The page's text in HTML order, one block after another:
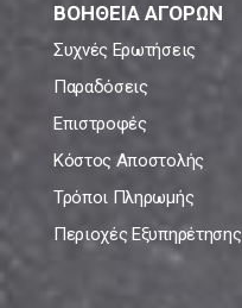
ΒΟΗΘΕΙΑ ΑΓΟΡΩΝ
Συχνές Ερωτήσεις
Παραδόσεις
Επιστροφές
Κόστος Αποστολής
Τρόποι Πληρωμής
Περιοχές Εξυπηρέτησης